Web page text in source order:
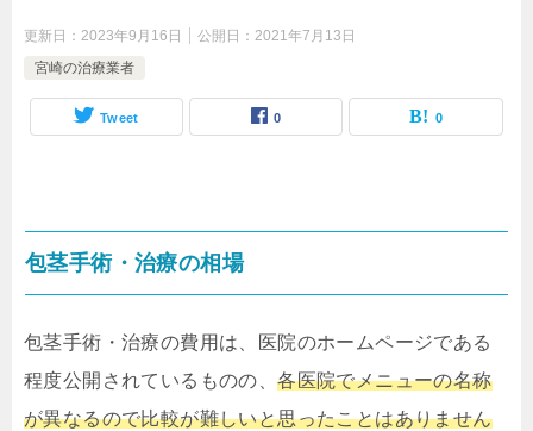
更新日： 2023年9月16日 公開日： 2021年7月13日
宮崎の治療業者
Tweet 0 0
包茎手術・治療の相場
包茎手術・治療の費用は、医院のホームページである
程度公開されているものの、各医院でメニューの名称
が異なるので比較が難しいと思ったことはありません